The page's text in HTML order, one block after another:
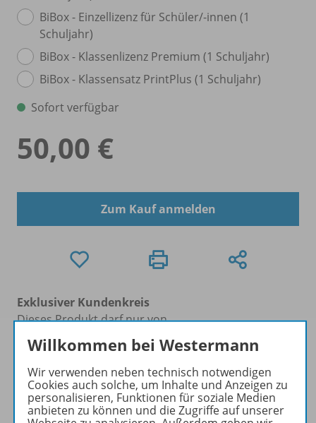
BiBox - Einzellizenz für Schüler/-innen (1
Schuljahr)
BiBox - Klassenlizenz Premium (1 Schuljahr)
BiBox - Klassensatz PrintPlus (1 Schuljahr)
Sofort verfügbar
50,00 €
Zum Kauf anmelden
Exklusiver Kundenkreis
Dieses Produkt darf nur von
Ausbildern/Ausbilderinnen, Dozenten/Dozentinnen,
Erziehern/Erzieherinnen, Lehrkräften,
Referendaren/Referendarinnen,
Studenten/Studentinnen und Universitätslehrenden
erworben werden.
Willkommen bei Westermann
Wir verwenden neben technisch notwendigen
Cookies auch solche, um Inhalte und Anzeigen zu
personalisieren, Funktionen für soziale Medien
anbieten zu können und die Zugriffe auf unserer